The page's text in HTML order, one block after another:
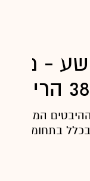
-
בתחומי